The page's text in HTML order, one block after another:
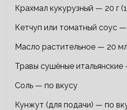
Крахмал кукурузный — 20 г
Кетчуп или томатный соус
Масло растительное — 20 мл
Травы сушёные итальянские
Соль — по вкусу
Кунжут (для подачи) — по